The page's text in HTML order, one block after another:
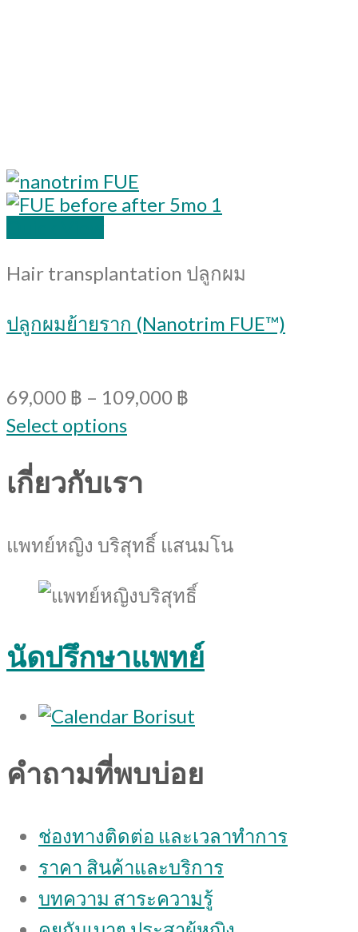
Hair transplantation ปลูกผม
ปลูกผมย้ายราก (Nanotrim FUE™)
69,000 ฿ – 109,000 ฿
Select options
เกี่ยวกับเรา
แพทย์หญิง บริสุทธิ์ แสนมโน
นัดปรึกษาแพทย์
คำถามที่พบบ่อย
ช่องทางติดต่อ และเวลาทำการ
ราคา สินค้าและบริการ
บทความ สาระความรู้